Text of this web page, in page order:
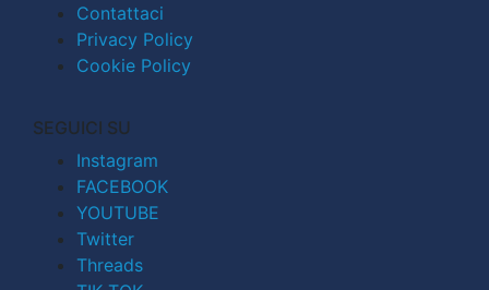
Contattaci
Privacy Policy
Cookie Policy
SEGUICI SU
Instagram
FACEBOOK
YOUTUBE
Twitter
Threads